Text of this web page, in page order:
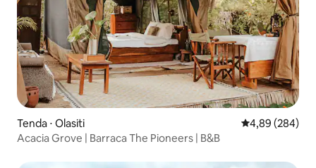
Tenda ⋅ Olasiti 4,89 de uma
4,89 (284)
Acacia Grove | Barraca The Pioneers | B&B